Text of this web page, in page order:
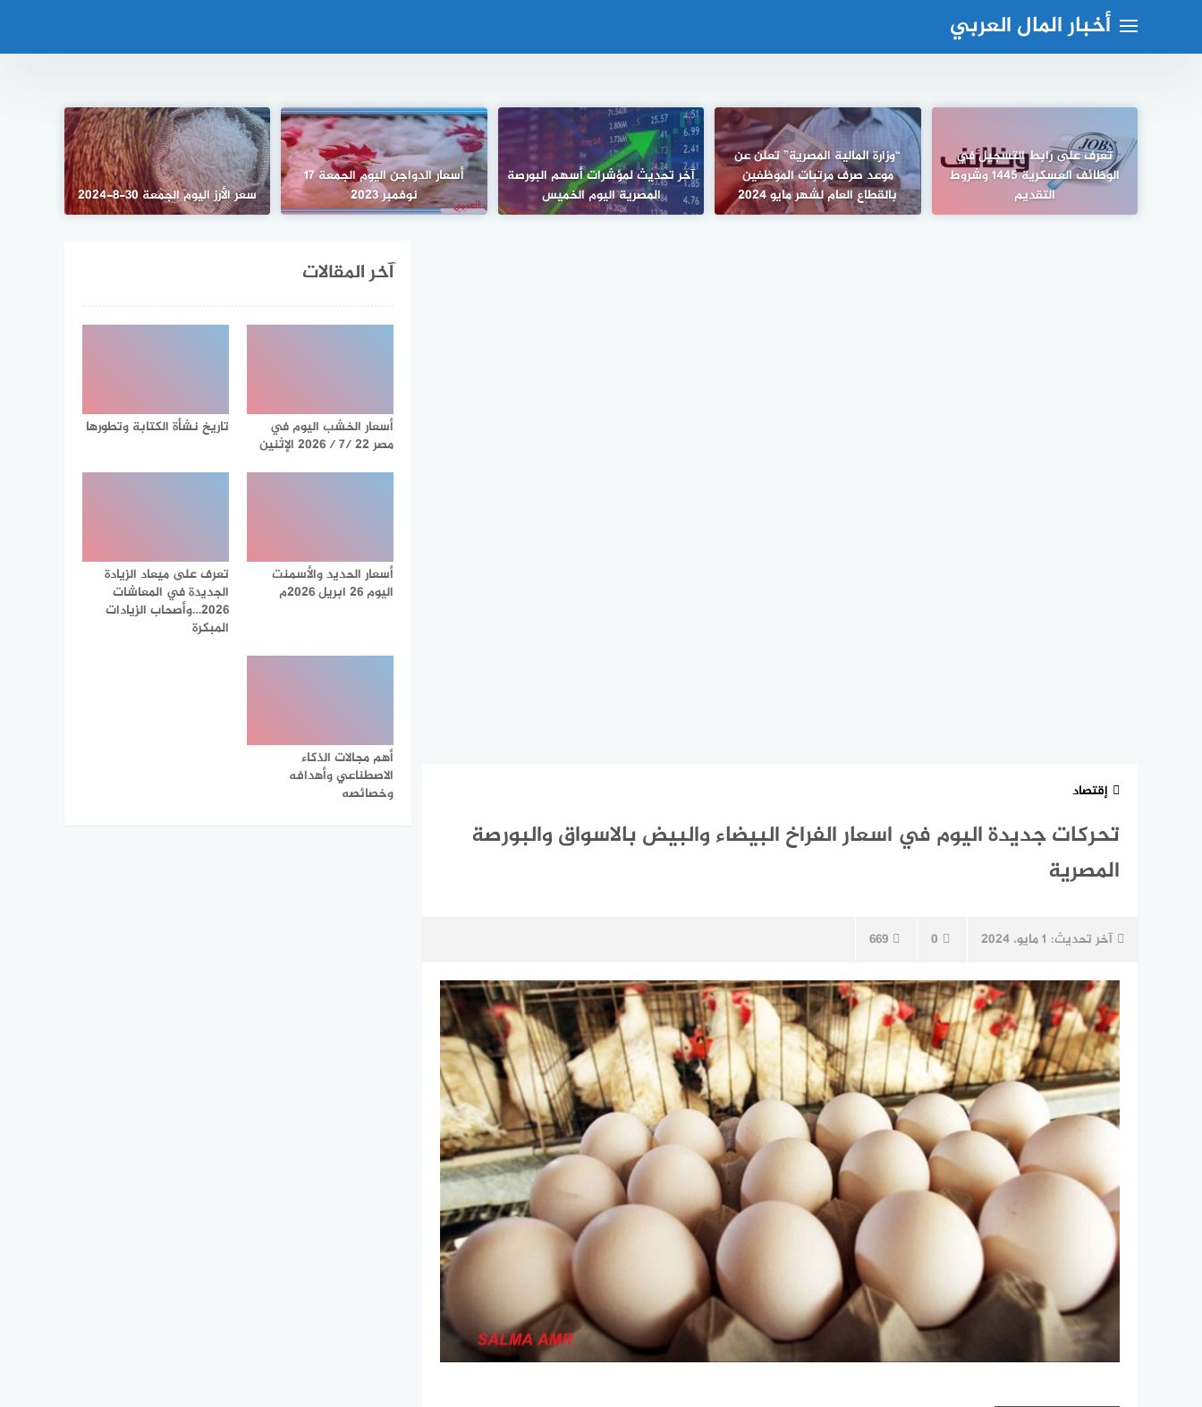
أخبار المال العربي
تعرف على رابط التسجيل في
الوظائف العسكرية 1445 وشروط
التقديم
“وزارة المالية المصرية” تعلن عن
موعد صرف مرتبات الموظفين
بالقطاع العام لشهر مايو 2024
آخر تحديث لمؤشرات أسهم البورصة
المصرية اليوم الخميس
أسعار الدواجن اليوم الجمعة 17
نوفمبر 2023
سعر الأرز اليوم الجمعة 30-8-2024
إقتصاد
تحركات جديدة اليوم في اسعار الفراخ البيضاء والبيض بالاسواق والبورصة
المصرية
آخر تحديث: 1 مايو، 2024 0
669
آخر المقالات
أسعار الخشب اليوم في
مصر 22 /7 / 2026 الإثنين
تاريخ نشأة الكتابة وتطورها
أسعار الحديد والأسمنت
اليوم 26 ابريل 2026م
تعرف على ميعاد الزيادة
الجديدة في المعاشات
2026…وأصحاب الزيادات
المبكرة
أهم مجالات الذكاء
الاصطناعي وأهدافه
وخصائصه